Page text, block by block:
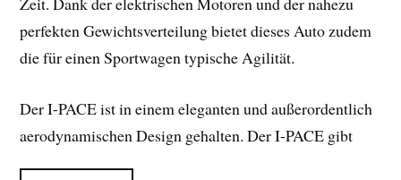
perfekten Gewichtsverteilung bietet dieses Auto zudem
die für einen Sportwagen typische Agilität.
Der I-PACE ist in einem eleganten und außerordentlich
aerodynamischen Design gehalten. Der I-PACE gibt